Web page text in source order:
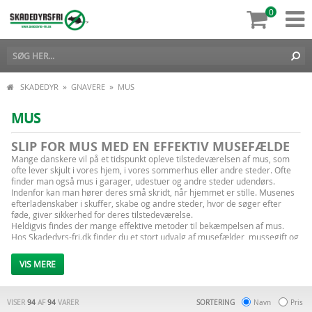
0
SKADEDYR » GNAVERE » MUS
MUS
SLIP FOR MUS MED EN EFFEKTIV MUSEFÆLDE
Mange danskere vil på et tidspunkt opleve tilstedeværelsen af mus, som
ofte lever skjult i vores hjem, i vores sommerhus eller andre steder. Ofte
finder man også mus i garager, udestuer og andre steder udendørs.
Indenfor kan man hører deres små skridt, når hjemmet er stille. Musenes
efterladenskaber i skuffer, skabe og andre steder, hvor de søger efter
føde, giver sikkerhed for deres tilstedeværelse.
Heldigvis findes der mange effektive metoder til bekæmpelsen af mus.
Hos Skadedyrs-fri.dk finder du et stort udvalg af musefælder, mussegift og
VI HAR MUSSEFÆLDER TIL ALLE BEHOV
dit behov for mus bekæmpelse. De små gnavere kan gøre stor skade over
VIS MERE
SORTERING Navn Pris
VISER 94 AF 94 VARER